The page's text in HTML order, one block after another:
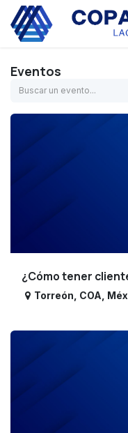
Ir al contenido
Eventos
¿Cómo tener
Torreón COA